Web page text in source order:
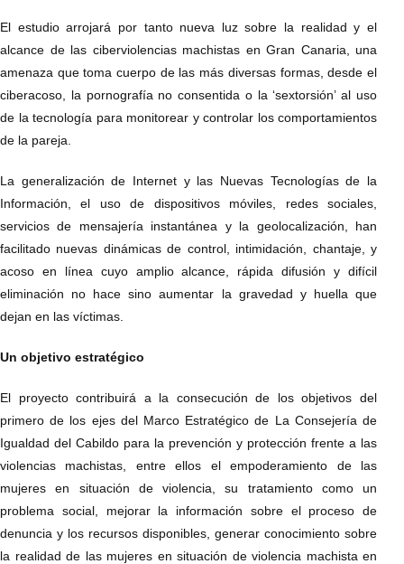
El estudio arrojará por tanto nueva luz sobre la realidad y el
alcance de las ciberviolencias machistas en Gran Canaria, una
amenaza que toma cuerpo de las más diversas formas, desde el
ciberacoso, la pornografía no consentida o la ‘sextorsión’ al uso
de la tecnología para monitorear y controlar los comportamientos
de la pareja.
La generalización de Internet y las Nuevas Tecnologías de la
Información, el uso de dispositivos móviles, redes sociales,
servicios de mensajería instantánea y la geolocalización, han
facilitado nuevas dinámicas de control, intimidación, chantaje, y
acoso en línea cuyo amplio alcance, rápida difusión y difícil
eliminación no hace sino aumentar la gravedad y huella que
dejan en las víctimas.
Un objetivo estratégico
El proyecto contribuirá a la consecución de los objetivos del
primero de los ejes del Marco Estratégico de La Consejería de
Igualdad del Cabildo para la prevención y protección frente a las
violencias machistas, entre ellos el empoderamiento de las
mujeres en situación de violencia, su tratamiento como un
problema social, mejorar la información sobre el proceso de
denuncia y los recursos disponibles, generar conocimiento sobre
la realidad de las mujeres en situación de violencia machista en